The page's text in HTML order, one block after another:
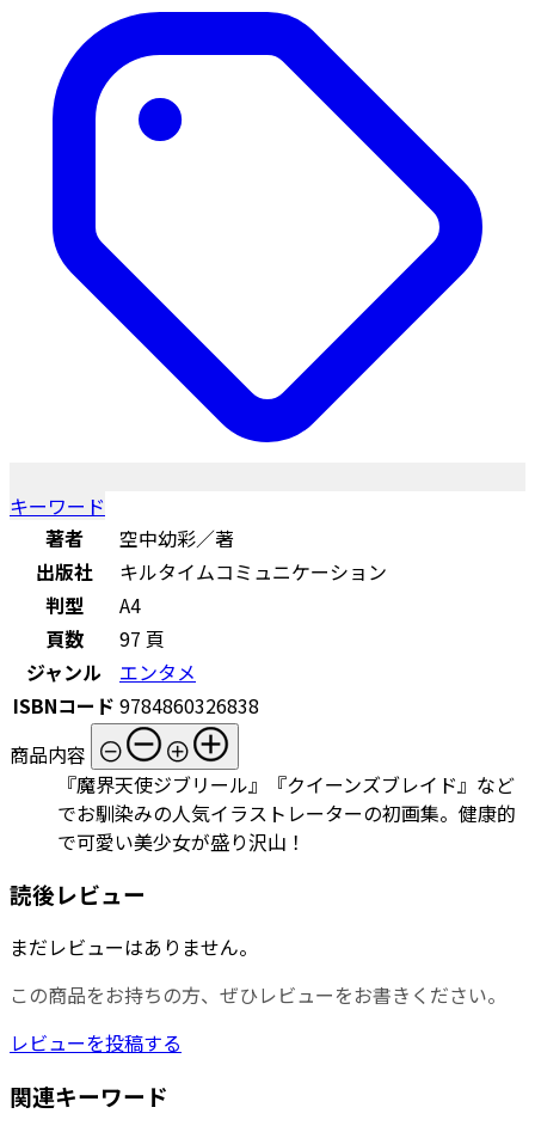
キーワード
著者
空中幼彩／著
出版社
キルタイムコミュニケーション
判型
A4
頁数
97 頁
ジャンル
エンタメ
ISBNコード 9784860326838
商品内容
『魔界天使ジブリール』『クイーンズブレイド』など
でお馴染みの人気イラストレーターの初画集。健康的
で可愛い美少女が盛り沢山！
読後レビュー
まだレビューはありません。
この商品をお持ちの方、ぜひレビューをお書きください。
レビューを投稿する
関連キーワード